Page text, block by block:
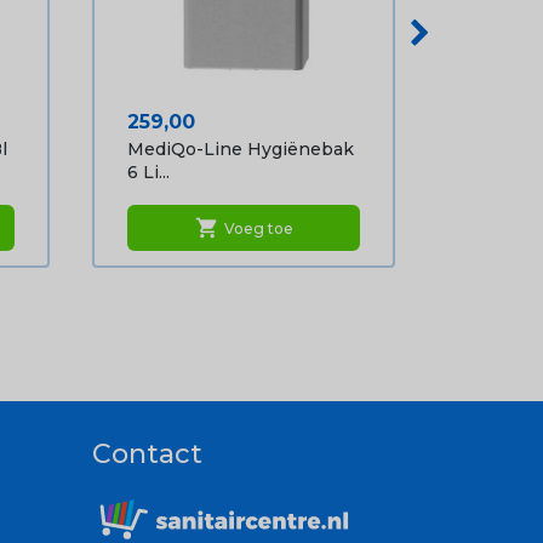
Prijs
259,00
MediQo-Line Hygiënebak
6 Li...
shopping_cart Voeg toe
Contact